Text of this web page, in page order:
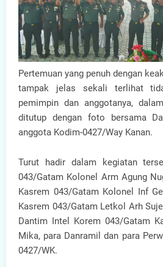
Pertemuan yang penuh dengan
tampak jelas sekali terlihat
pemimpin dan anggotanya,
ditutup dengan foto bersama
anggota Kodim-0427/Way Kanan.
Turut hadir dalam kegiatan
043/Gatam Kolonel Arm Agung
Kasrem 043/Gatam Kolonel Inf
Kasrem 043/Gatam Letkol Arh
Dantim Intel Korem 043/Gatam
Mika, para Danramil dan para
0427/WK.